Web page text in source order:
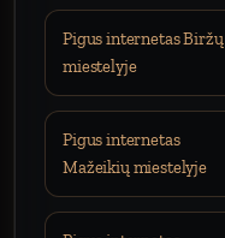
Pigus internetas Biržų
miestelyje
Pigus internetas
Mažeikių miestelyje